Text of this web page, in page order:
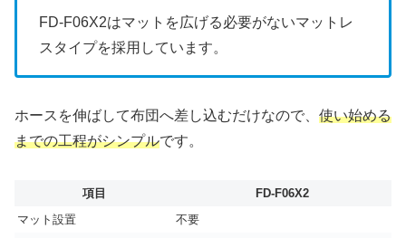
FD-F06X2はマットを広げる必要がないマットレ
スタイプを採用しています。
ホースを伸ばして布団へ差し込むだけなので、 使い始める
までの工程がシンプルです。
項目
FD-F06X2
マット設置
不要